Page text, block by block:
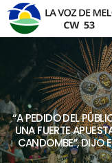
“A PEDIDO DEL
UNA FUERTE
CANDOMBE”, DIJO